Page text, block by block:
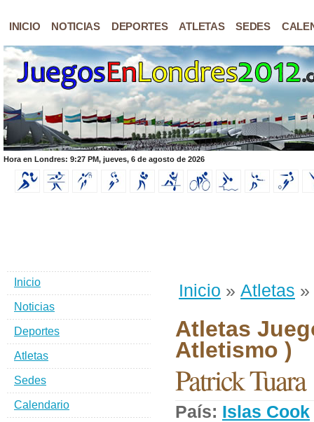
INICIO NOTICIAS DEPORTES ATLETAS SEDES
Hora en Londres: 9:27 PM, jueves, 6 de agosto de 2026
Inicio » Atletas »
Atletas
Atletismo )
Patrick Tuara
País: Islas Cook
Inicio
Noticias
Deportes
Atletas
Sedes
Calendario